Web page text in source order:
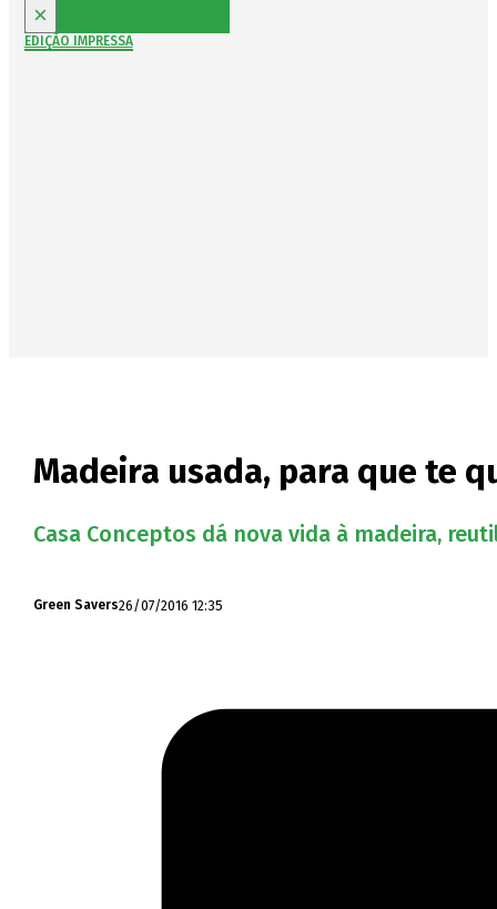
×
EDIÇÃO IMPRESSA
Madeira usada, para que te
Casa Conceptos dá nova vida à madeira,
Green Savers26/07/2016 12:35